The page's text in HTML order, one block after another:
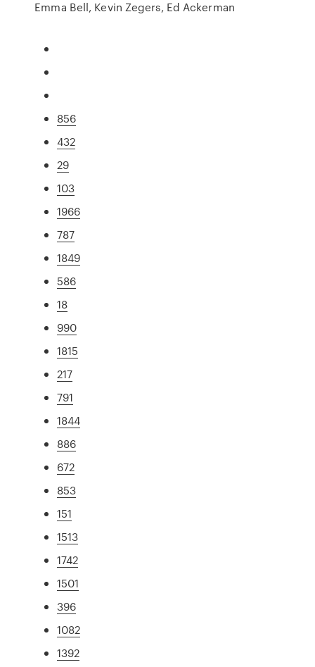
Emma Bell, Kevin Zegers, Ed Ackerman
856
432
29
103
1966
787
1849
586
18
990
1815
217
791
1844
886
672
853
151
1513
1742
1501
396
1082
1392